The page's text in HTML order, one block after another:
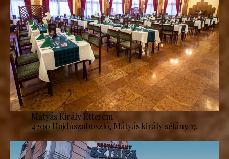
Mátyás Király Étterem
4200 Hajdúszoboszló, Mátyás király sétány 17.